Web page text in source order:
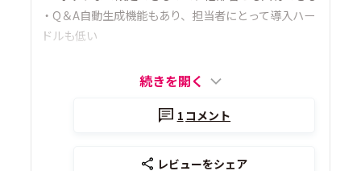
・Q＆A自動生成機能もあり、担当者にとって導入ハー
ドルも低い
続きを開く
1 コメント
レビューをシェア